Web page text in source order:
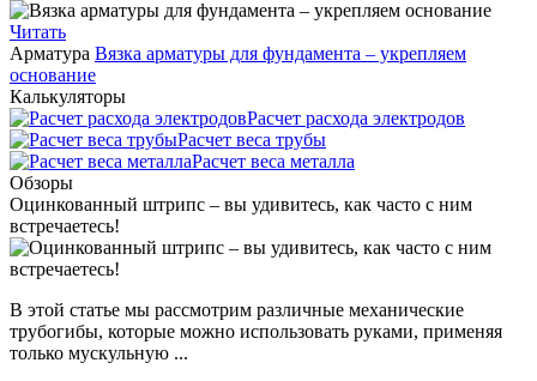
Читать
Арматура Вязка арматуры для фундамента – укрепляем
основание
Калькуляторы
Расчет расхода электродов
Расчет веса трубы
Расчет веса металла
Обзоры
Оцинкованный штрипс – вы удивитесь, как часто с ним
встречаетесь!
В этой статье мы рассмотрим различные механические
трубогибы, которые можно использовать руками, применяя
только мускульную ...